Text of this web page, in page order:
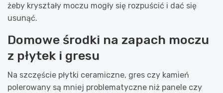
żeby kryształy moczu mogły się rozpuścić i dać się
usunąć.
Domowe środki na zapach moczu
z płytek i gresu
Na szczęście płytki ceramiczne, gres czy kamień
polerowany są mniej problematyczne niż panele czy